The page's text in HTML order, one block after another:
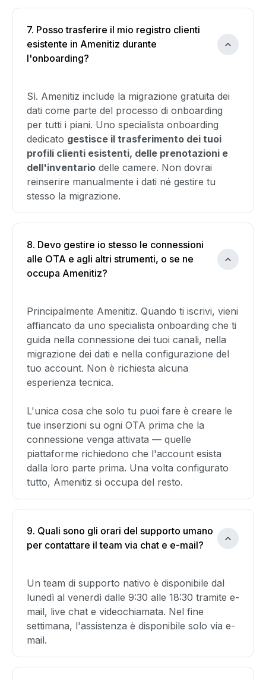
7. Posso trasferire il mio registro clienti
esistente in Amenitiz durante
l'onboarding?
Sì. Amenitiz include la migrazione gratuita dei
dati come parte del processo di onboarding
per tutti i piani. Uno specialista onboarding
dedicato gestisce il trasferimento dei tuoi
profili clienti esistenti, delle prenotazioni e
dell'inventario delle camere. Non dovrai
reinserire manualmente i dati né gestire tu
stesso la migrazione.
8. Devo gestire io stesso le connessioni
alle OTA e agli altri strumenti, o se ne
occupa Amenitiz?
Principalmente Amenitiz. Quando ti iscrivi, vieni
affiancato da uno specialista onboarding che ti
guida nella connessione dei tuoi canali, nella
migrazione dei dati e nella configurazione del
tuo account. Non è richiesta alcuna
esperienza tecnica.
L'unica cosa che solo tu puoi fare è creare le
tue inserzioni su ogni OTA prima che la
connessione venga attivata — quelle
piattaforme richiedono che l'account esista
dalla loro parte prima. Una volta configurato
tutto, Amenitiz si occupa del resto.
9. Quali sono gli orari del supporto umano
per contattare il team via chat e e-mail?
Un team di supporto nativo è disponibile dal
lunedì al venerdì dalle 9:30 alle 18:30 tramite e-
mail, live chat e videochiamata. Nel fine
settimana, l'assistenza è disponibile solo via e-
mail.